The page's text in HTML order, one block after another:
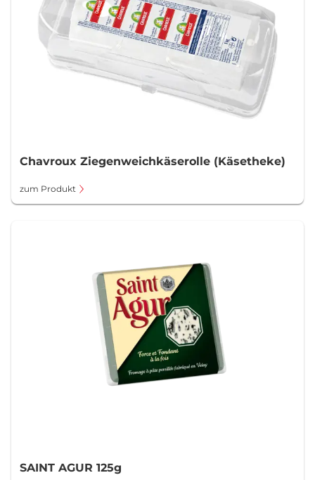
Chavroux Ziegenweichkäserolle (Käsetheke)
zum Produkt
SAINT AGUR 125g